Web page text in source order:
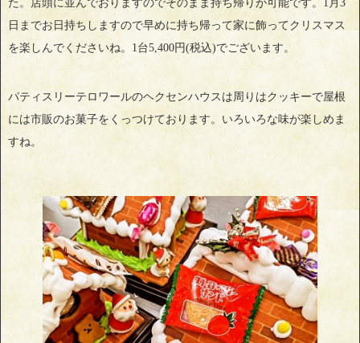
た。店頭に並んでおりますのでそのまま持ち帰りが可能です。1月3
日までお日持ちしますので早めに持ち帰って家に飾ってクリスマス
を楽しんでくださいね。1台5,400円(税込)でございます。
パティスリーテロワールのヘクセンハウスは周りはクッキーで屋根
には市販のお菓子をくっつけております。いろいろな味が楽しめま
すね。